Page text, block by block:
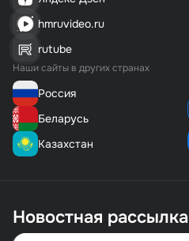
hmruvideo.ru
rutube
Наши сайты в других странах
Россия
Беларусь
Казахстан
Новостная рассылка